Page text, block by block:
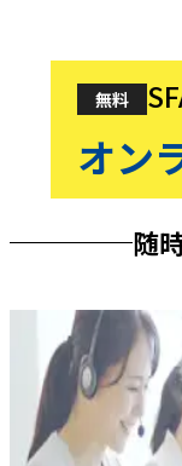
無料
オン
随